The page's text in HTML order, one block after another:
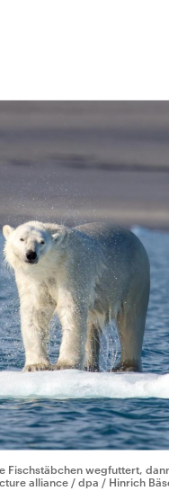
Fischstäbchen wegfuttert,
alliance / dpa / Hinrich